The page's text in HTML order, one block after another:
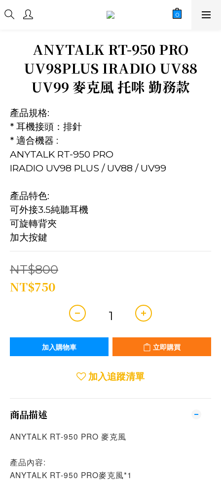
ANYTALK RT-950 PRO
UV98PLUS IRADIO UV88
UV99 麥克風 托咪 勤務款
產品規格:
* 耳機接頭：排針
* 適合機器 :
ANYTALK RT-950 PRO
IRADIO UV98 PLUS / UV88 / UV99
產品特色:
可外接3.5純聽耳機
可旋轉背夾
加大按鍵
NT$800
NT$750
加入購物車 立即購買
加入追蹤清單
商品描述
ANYTALK RT-950 PRO 麥克風
產品內容:
ANYTALK RT-950 PRO麥克風*1